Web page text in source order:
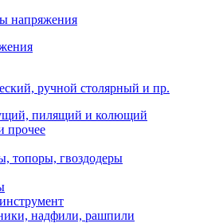
напряжения
ручной столярный и пр.
пилящий и колющий
прочее
топоры, гвоздодеры
надфили, рашпили